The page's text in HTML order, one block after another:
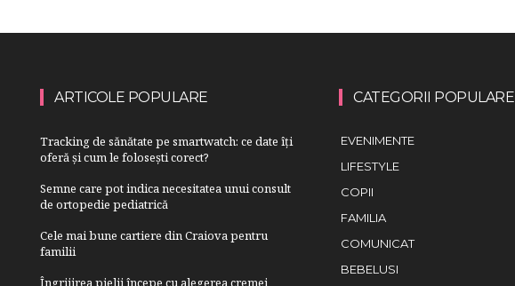
ARTICOLE POPULARE
Tracking de sănătate pe smartwatch: ce date îți
oferă și cum le folosești corect?
Semne care pot indica necesitatea unui consult
de ortopedie pediatrică
Cele mai bune cartiere din Craiova pentru
familii
Îngrijirea pielii începe cu alegerea cremei
CATEGORII POPULARE
EVENIMENTE
LIFESTYLE
COPII
FAMILIA
COMUNICAT
BEBELUSI